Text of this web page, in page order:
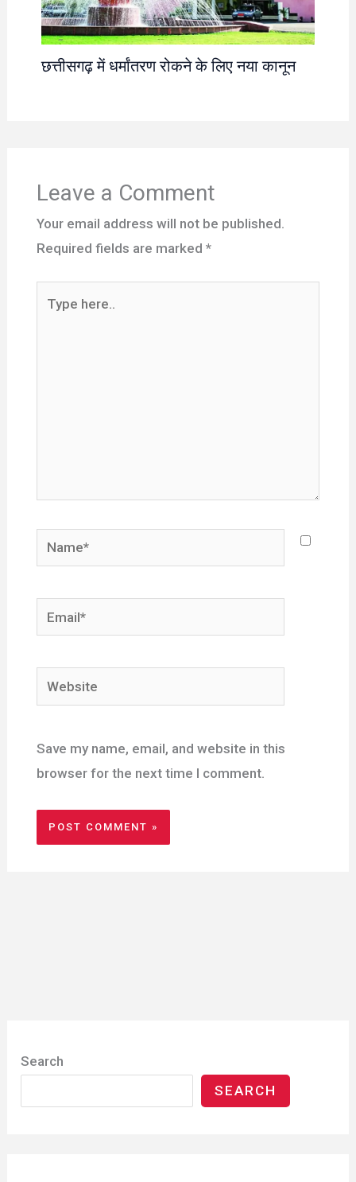
छत्तीसगढ़ में धर्मांतरण रोकने के लिए नया कानून
Leave a Comment
Your email address will not be published.
Required fields are marked *
Name*
Email*
Website
Save my name, email, and website in this
browser for the next time I comment.
Search
SEARCH